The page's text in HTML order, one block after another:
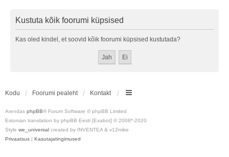
Kustuta kõik foorumi küpsised
Kas oled kindel, et soovid kõik foorumi küpsised kustutada?
Kodu Foorumi pealeht Kontakt
Arendas phpBB® Forum Software © phpBB Limited
Estonian translation by phpBB Eesti [Exabot] © 2008*-2020
Style we_universal created by INVENTEA & v12mike
Privaatsus | Kasutajatingimused